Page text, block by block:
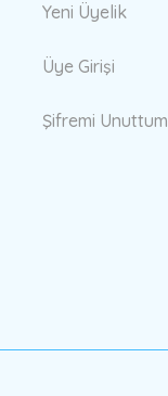
Yeni Üyelik
Üye Girişi
Şifremi Unuttum